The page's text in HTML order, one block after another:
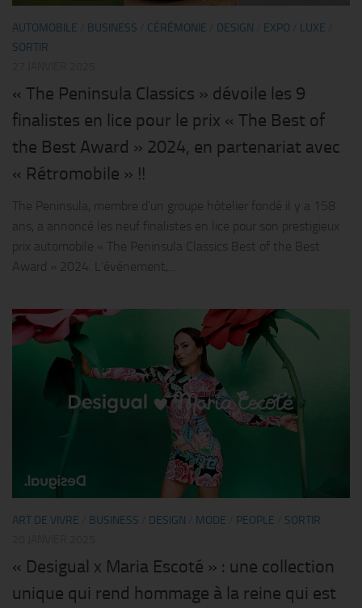
AUTOMOBILE BUSINESS CÉRÉMONIE DESIGN EXPO LUXE
SORTIR
« The Peninsula Classics » dévoile les 9
finalistes en lice pour le prix « The Best of
the Best Award » 2024, en partenariat avec
« Rétromobile » !!
The Peninsula, membre d’un groupe hôtelier fondé il y a 158
ans, a annoncé les neuf finalistes en lice pour son prestigieux
prix automobile « The Peninsula Classics Best of the Best
Award » 2024. L’événement,...
ART DE VIVRE BUSINESS DESIGN MODE PEOPLE
SORTIR
« Desigual x Maria Escoté » : une collection
unique qui rend hommage à la reine qui est